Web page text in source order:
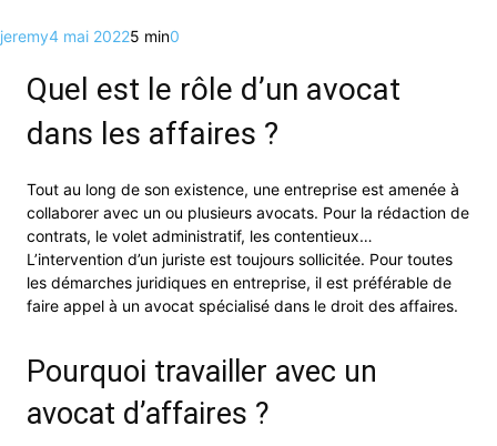
jeremy4 mai 20225 min0
Quel est le rôle d’un avocat
dans les affaires ?
Tout au long de son existence, une entreprise est amenée à
collaborer avec un ou plusieurs avocats. Pour la rédaction de
contrats, le volet administratif, les contentieux…
L’intervention d’un juriste est toujours sollicitée. Pour toutes
les démarches juridiques en entreprise, il est préférable de
faire appel à un avocat spécialisé dans le droit des affaires.
Pourquoi travailler avec un
avocat d’affaires ?